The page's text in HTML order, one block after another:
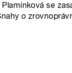
se
o